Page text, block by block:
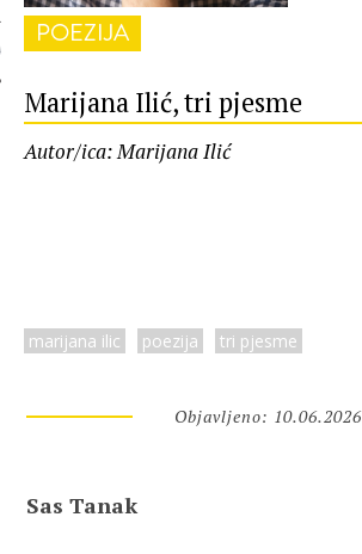
POEZIJA
Marijana Ilić, tri pjesme
Autor/ica: Marijana Ilić
marijana ilic poezija tri pjesme
Objavljeno: 10.06.2026
Sas Tanak